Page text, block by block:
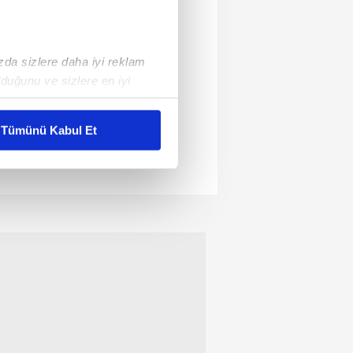
sizlere daha iyi reklam
ve sizlere en iyi
karşılamak
Tümünü Kabul Et